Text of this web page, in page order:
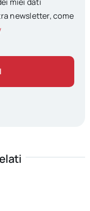
newsletter, come